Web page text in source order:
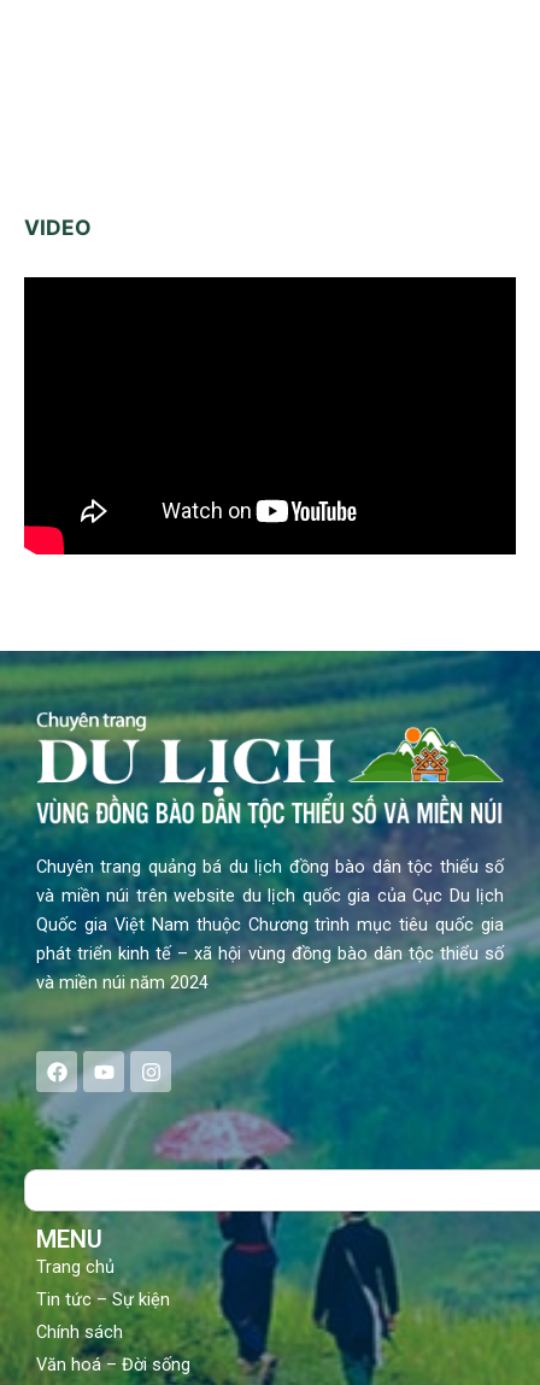
VIDEO
Chuyên trang quảng bá du lịch đồng bào dân tộc thiểu số
và miền núi trên website du lịch quốc gia của Cục Du lịch
Quốc gia Việt Nam thuộc Chương trình mục tiêu quốc gia
phát triển kinh tế – xã hội vùng đồng bào dân tộc thiểu số
và miền núi năm 2024
F
a
e
b
o
Y
o
t
u
b
I
n
s
a
g
Search
MENU
Trang chủ
Tin tức – Sự kiện
Chính sách
Văn hoá – Đời sống